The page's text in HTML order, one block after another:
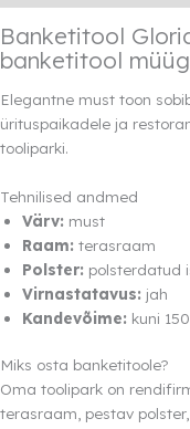
Banketitool
banketitool
Elegantne must toon
ürituspaikadele ja
tooliparki.
Tehnilised andmed
Värv: must
Raam: terasraam
Polster: polsterdatud
Virnastatavus: jah
Kandevõime: kuni
Miks osta banketitoole?
Oma toolipark on
terasraam, pestav